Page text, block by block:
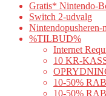
Gratis* Nintendo-
Switch 2-udvalg
Nintendopusheren-
%TILBUD%
Internet
10 KR-
10-50%
10-50%